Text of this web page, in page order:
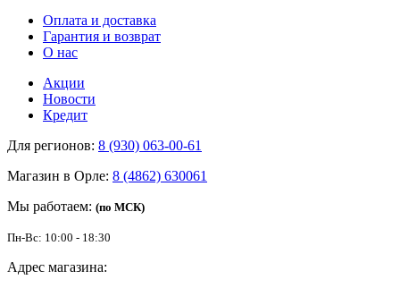
Оплата и доставка
Гарантия и возврат
О нас
Акции
Новости
Кредит
Для регионов: 8 (930) 063-00-61
Магазин в Орле: 8 (4862) 630061
Мы работаем: (по МСК)
Пн-Вс: 10:00 - 18:30
Адрес магазина: